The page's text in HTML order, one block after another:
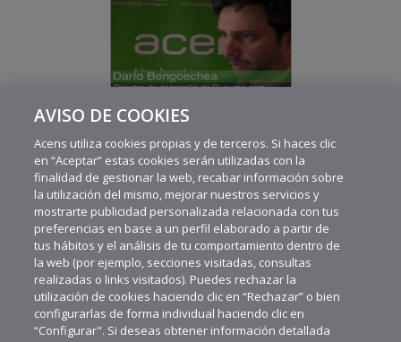
Darío Bengoechea: “Buguroo nace porque existe un
AVISO DE COOKIES
Acens utiliza cookies propias y de terceros. Si haces clic
en “Aceptar” estas cookies serán utilizadas con la
finalidad de gestionar la web, recabar información sobre
la utilización del mismo, mejorar nuestros servicios y
mostrarte publicidad personalizada relacionada con tus
preferencias en base a un perfil elaborado a partir de
tus hábitos y el análisis de tu comportamiento dentro de
la web (por ejemplo, secciones visitadas, consultas
realizadas o links visitados). Puedes rechazar la
utilización de cookies haciendo clic en “Rechazar” o bien
configurarlas de forma individual haciendo clic en
“Configurar". Si deseas obtener información detallada